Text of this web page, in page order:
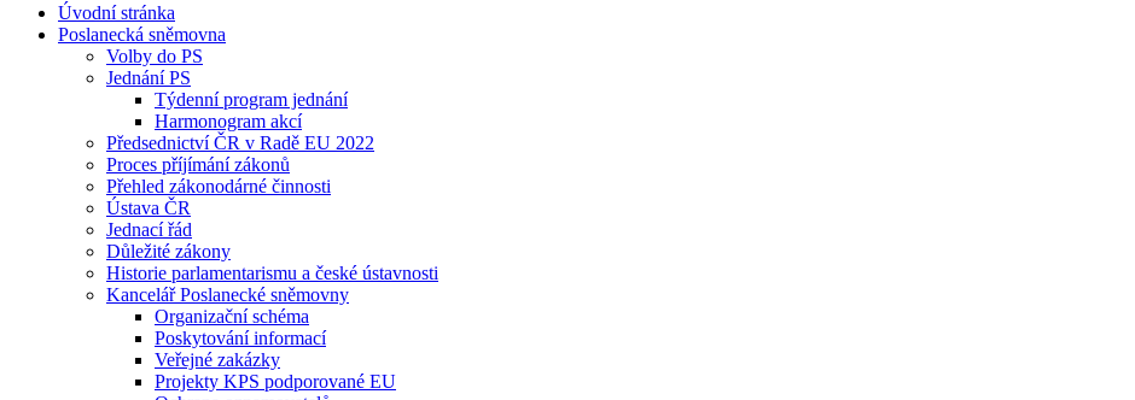
Úvodní stránka
Poslanecká sněmovna
Volby do PS
Jednání PS
Týdenní program jednání
Harmonogram akcí
Předsednictví ČR v Radě EU 2022
Proces příjímání zákonů
Přehled zákonodárné činnosti
Ústava ČR
Jednací řád
Důležité zákony
Historie parlamentarismu a české ústavnosti
Kancelář Poslanecké sněmovny
Organizační schéma
Poskytování informací
Veřejné zakázky
Projekty KPS podporované EU